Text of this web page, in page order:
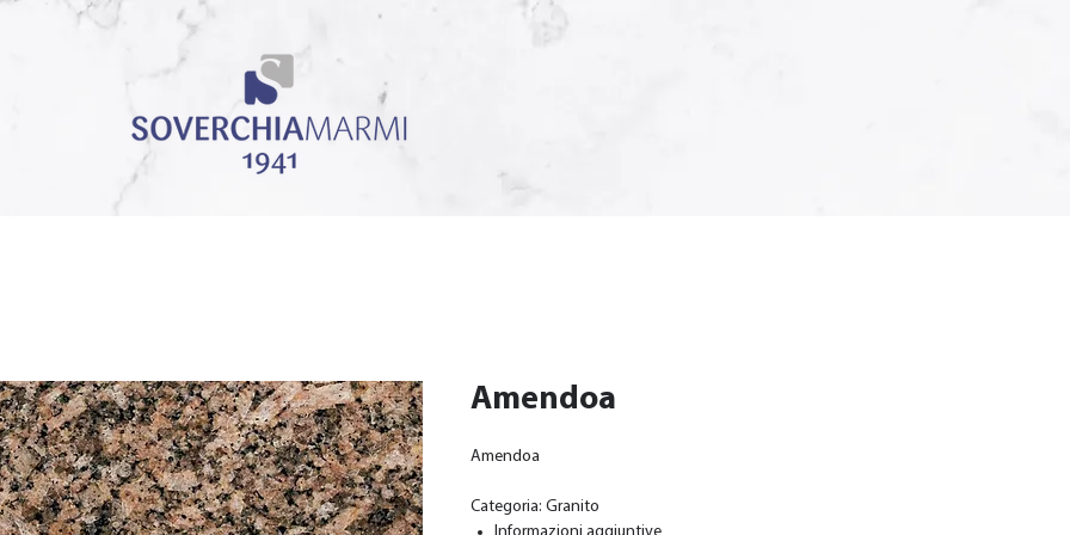
Amendoa
Amendoa
Categoria: Granito